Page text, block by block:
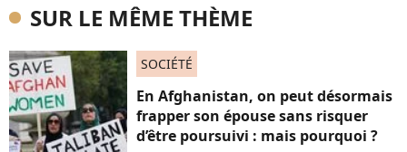
SUR LE MÊME THÈME
SOCIÉTÉ
En Afghanistan, on peut désormais
frapper son épouse sans risquer
d’être poursuivi : mais pourquoi ?